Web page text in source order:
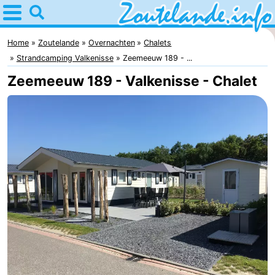
Home
Zoutelande
Tips
Voor
Webcam
Langstraat
Webcam
Strand
Overnachten
Appartementen
Bed
Home Zoutelande Overnachten
Chalets
Strandcamping Valkenisse
Zeemeeuw 189 - ...
Zeemeeuw 189 - Valkenisse - Chalet